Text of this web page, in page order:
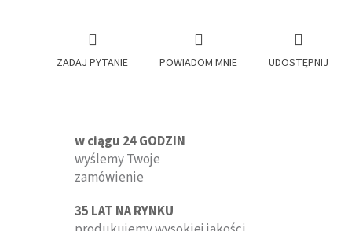
ZADAJ PYTANIE POWIADOM MNIE UDOSTĘPNIJ
w ciągu 24 GODZIN
wyślemy Twoje
zamówienie
35 LAT NA RYNKU